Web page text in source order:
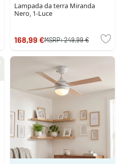
Lampada da terra Miranda
Nero, 1-Luce
168,99 €MSRP:249,99 €